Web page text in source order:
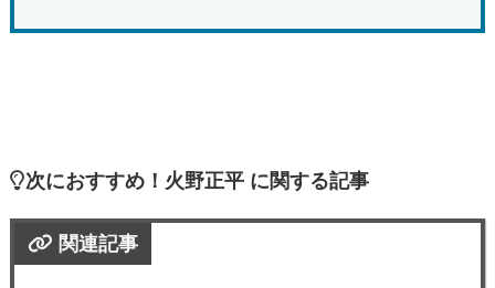
次におすすめ！火野正平 に関する記事
関連記事